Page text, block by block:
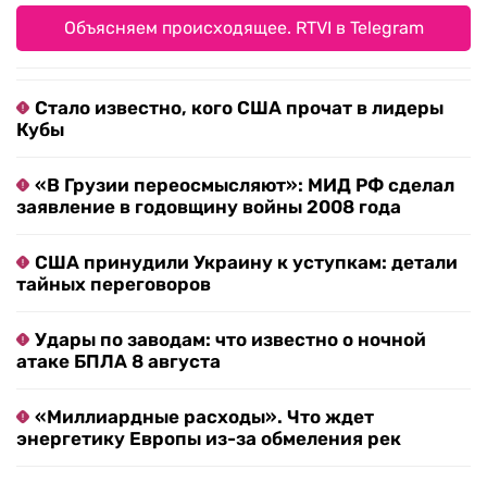
Объясняем происходящее. RTVI в Telegram
Стало известно, кого США прочат в лидеры
Кубы
«В Грузии переосмысляют»: МИД РФ сделал
заявление в годовщину войны 2008 года
США принудили Украину к уступкам: детали
тайных переговоров
Удары по заводам: что известно о ночной
атаке БПЛА 8 августа
«Миллиардные расходы». Что ждет
энергетику Европы из-за обмеления рек